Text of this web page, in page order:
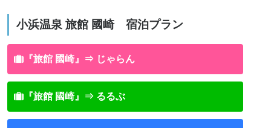
小浜温泉 旅館 國崎 宿泊プラン
『旅館 國崎』⇒ じゃらん
『旅館 國崎』⇒ るるぶ